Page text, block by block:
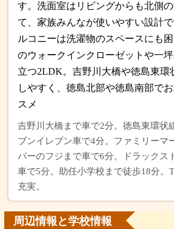
す。洗面室はリビングからも北側
て、家族みんなが使いやすい設計
ルコニーは洗濯物のスペースにも
のウォークインクローゼットや一
立つ2LDK。吉野川大橋や徳島東環
しやすく、徳島北部や徳島南部で
スメ
吉野川大橋まで車で2分。徳島東環状
ブンイレブン車で4分。ファミリーマ
パーのフジまで車で6分。ドラックス
車で5分。助任小学校まで徒歩18分。
充実。
周辺情報と学校情報